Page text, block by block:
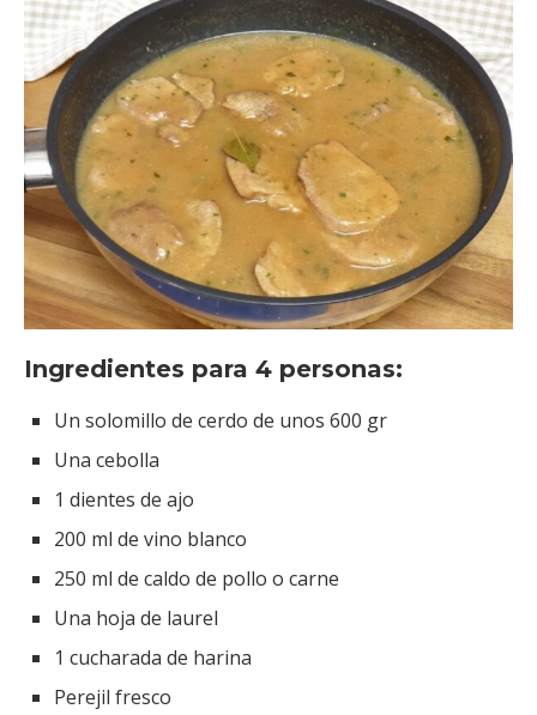
Ingredientes para 4 personas:
Un solomillo de cerdo de unos 600 gr
Una cebolla
1 dientes de ajo
200 ml de vino blanco
250 ml de caldo de pollo o carne
Una hoja de laurel
1 cucharada de harina
Perejil fresco